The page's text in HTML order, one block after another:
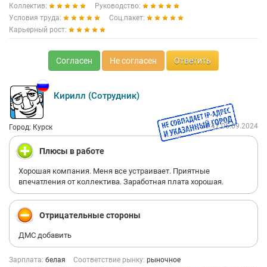
Коллектив:
Руководство:
Условия труда:
Соц.пакет:
Карьерный рост:
Согласен Не согласен Ответить
Кирилл (Сотрудник)
Город: Курск 20:47 06.09.2024
Плюсы в работе
Хорошая компания. Меня все устраивает. Приятные
впечатления от коллектива. Заработная плата хорошая.
Отрицательные стороны
ДМС добавить
Зарплата: белая Соответствие рынку: рыночное